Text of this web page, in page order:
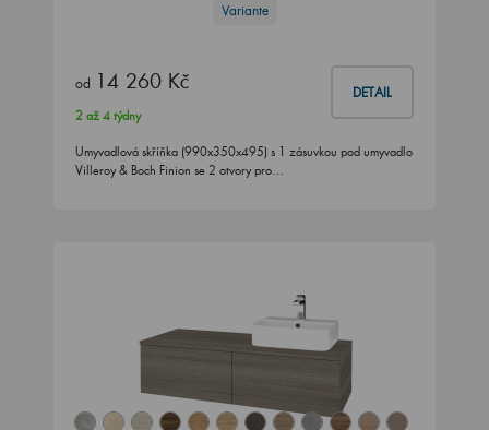
Variante
od 14 260 Kč DETAIL
2 až 4 týdny
Umyvadlová skříňka (990x350x495) s 1 zásuvkou pod umyvadlo
Villeroy & Boch Finion se 2 otvory pro…